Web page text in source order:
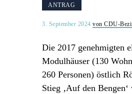
ANTRAG
3. September 2024 von CDU-
Die 2017 genehmigten
Modulhäuser (130
260 Personen) östlich
Stieg ‚Auf den